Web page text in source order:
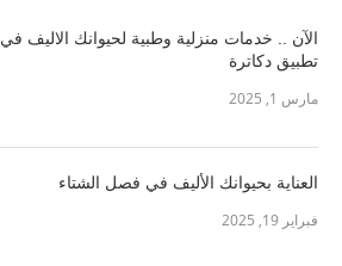
الآن .. خدمات منزلية وطبية لحيوانك الاليف في
تطبيق دكاترة
مارس 1, 2025
العناية بحيوانك الأليف في فصل الشتاء
فبراير 19, 2025